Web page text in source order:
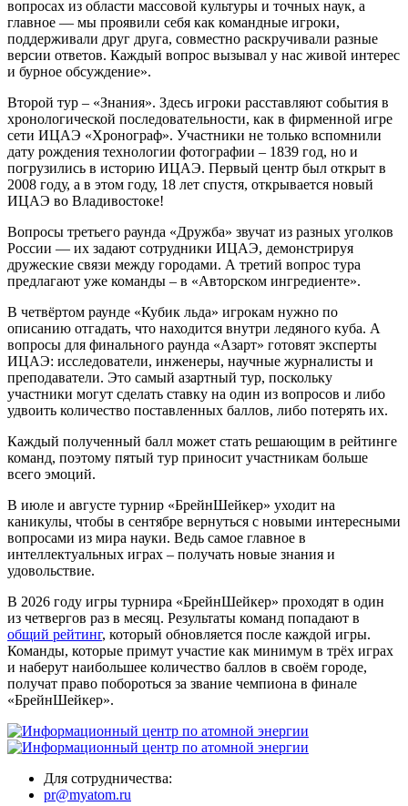
вопросах из области массовой культуры и точных наук, а
главное — мы проявили себя как командные игроки,
поддерживали друг друга, совместно раскручивали разные
версии ответов. Каждый вопрос вызывал у нас живой интерес
и бурное обсуждение».
Второй тур – «Знания». Здесь игроки расставляют события в
хронологической последовательности, как в фирменной игре
сети ИЦАЭ «Хронограф». Участники не только вспомнили
дату рождения технологии фотографии – 1839 год, но и
погрузились в историю ИЦАЭ. Первый центр был открыт в
2008 году, а в этом году, 18 лет спустя, открывается новый
ИЦАЭ во Владивостоке!
Вопросы третьего раунда «Дружба» звучат из разных уголков
России — их задают сотрудники ИЦАЭ, демонстрируя
дружеские связи между городами. А третий вопрос тура
предлагают уже команды – в «Авторском ингредиенте».
В четвёртом раунде «Кубик льда» игрокам нужно по
описанию отгадать, что находится внутри ледяного куба. А
вопросы для финального раунда «Азарт» готовят эксперты
ИЦАЭ: исследователи, инженеры, научные журналисты и
преподаватели. Это самый азартный тур, поскольку
участники могут сделать ставку на один из вопросов и либо
удвоить количество поставленных баллов, либо потерять их.
Каждый полученный балл может стать решающим в рейтинге
команд, поэтому пятый тур приносит участникам больше
всего эмоций.
В июле и августе турнир «БрейнШейкер» уходит на
каникулы, чтобы в сентябре вернуться с новыми интересными
вопросами из мира науки. Ведь самое главное в
интеллектуальных играх – получать новые знания и
удовольствие.
В 2026 году игры турнира «БрейнШейкер» проходят в один
из четвергов раз в месяц. Результаты команд попадают в
общий рейтинг, который обновляется после каждой игры.
Команды, которые примут участие как минимум в трёх играх
и наберут наибольшее количество баллов в своём городе,
получат право побороться за звание чемпиона в финале
«БрейнШейкер».
Для сотрудничества:
pr@myatom.ru